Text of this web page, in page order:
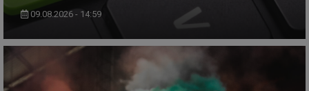
09.08.2026 - 14:59